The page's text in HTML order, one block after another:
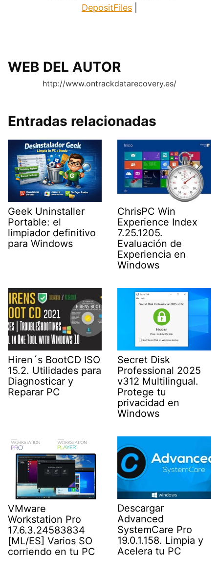
DepositFiles
WEB DEL AUTOR
http://www.ontrackdatarecovery.es/
Entradas relacionadas
Geek Uninstaller
Portable: el
limpiador definitivo
para Windows
ChrisPC Win
Experience Index
7.25.1205.
Evaluación de
Experiencia en
Windows
Hiren´s BootCD ISO
15.2. Utilidades para
Diagnosticar y
Reparar PC
Secret Disk
Professional 2025
v312 Multilingual.
Protege tu
privacidad en
Windows
VMware
Workstation Pro
17.6.3.24583834
[ML/ES] Varios SO
corriendo en tu PC
Descargar
Advanced
SystemCare Pro
19.0.1.158. Limpia y
Acelera tu PC